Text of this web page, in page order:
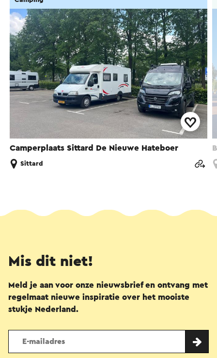
Camperplaats Sittard De Nieuwe Hateboer
Sittard
Mis dit niet!
Meld je aan voor onze nieuwsbrief en ontvang met
regelmaat nieuwe inspiratie over het mooiste
stukje Nederland.